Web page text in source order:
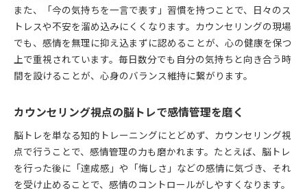
また、「今の気持ちを一言で表す」習慣を持つことで、日々のス
トレスや不安を溜め込みにくくなります。カウンセリングの現場
でも、感情を無理に抑え込まずに認めることが、心の健康を保つ
上で重視されています。毎日数分でも自分の気持ちと向き合う時
間を設けることが、心身のバランス維持に繋がります。
カウンセリング視点の脳トレで感情管理を磨く
脳トレを単なる知的トレーニングにとどめず、カウンセリング視
点で行うことで、感情管理の力も磨かれます。たとえば、脳トレ
を行った後に「達成感」や「悔しさ」などの感情に気づき、それ
を受け止めることで、感情のコントロールがしやすくなります。